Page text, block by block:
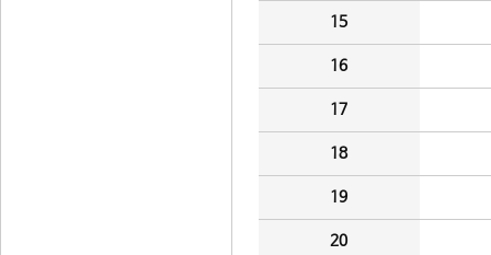
15
16
17
18
19
20